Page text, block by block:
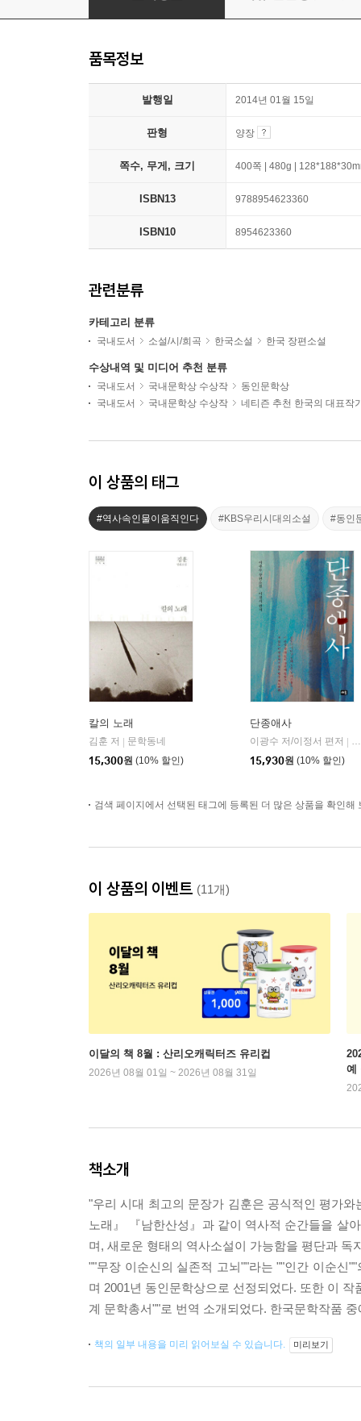
품목정보
발행일 2014년 01월 15일
판형 양장
쪽수, 무게, 크기 400쪽 | 480g |
ISBN13 9788954623360
ISBN10 8954623360
관련분류
카테고리 분류
국내도서 소설/시/희곡 한국소설 한국 장편소설
수상내역 및 미디어 추천 분류
국내도서 국내문학상 수상작
동인문학상
국내도서
국내문학상 수상작 네티즌 추천 한국의 대표작
이 상품의 태그
#역사속인물이움직인다 #KBS우리시대의소설 #동인
칼의 노래
김훈 저
문학동네
15,300원 (10% 할인)
단종애사
이광수 저/이정서 편저
15,930원 (10% 할인)
검색 페이지에서 선택된 태그에 등록된 더 많은 상품을 확인해
이 상품의 이벤트 (11개)
이달의 책 8월 : 산리오캐릭터즈 유리컵
2026년 08월 01일 ~ 2026년 08월 31일
예
책소개
"우리 시대 최고의 문장가 김훈은 공식적인 평가
노래』 『남한산성』과 같이 역사적 순간들을 살
며, 새로운 형태의 역사소설이 가능함을 평단과 독
""무장 이순신의 실존적 고뇌""라는 ""인간 이순신
며 2001년 동인문학상으로 선정되었다. 또한 이
계 문학총서""로 번역 소개되었다. 한국문학작품
책의 일부 내용을 미리 읽어보실 수 있습니다. 미리보기